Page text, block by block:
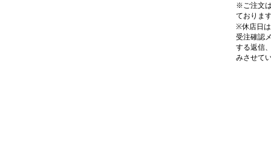
※ご注文
ておりま
※休店日
受注確認
する返信
みさせて